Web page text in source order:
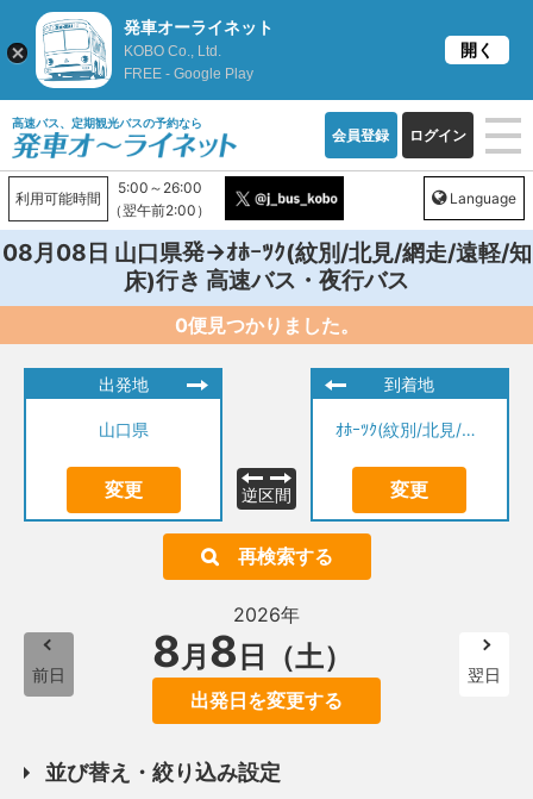
高速バス、定期観光バスの予約なら
会員登録 ログイン
利用可能時間
5:00～26:00
（翌午前2:00）
Language
08月08日 山口県発→ｵﾎｰﾂｸ(紋別/北見/網走/遠軽/知
床)行き 高速バス・夜行バス
0便見つかりました。
出発地
山口県
変更 逆区間
到着地
ｵﾎｰﾂｸ(紋別/北見/網走/遠軽/知床)
変更
再検索する
前日
2026年
8月 8 日（土）
出発日を変更する
翌日
並び替え・絞り込み設定
発車オーライネット
KOBO Co., Ltd.
FREE - Google Play
開く